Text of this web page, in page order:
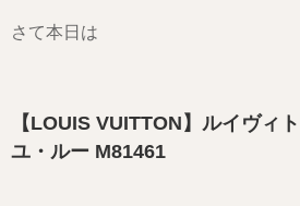
さて本日は
【LOUIS VUITTON】ルイヴィ
ユ・ルー M81461